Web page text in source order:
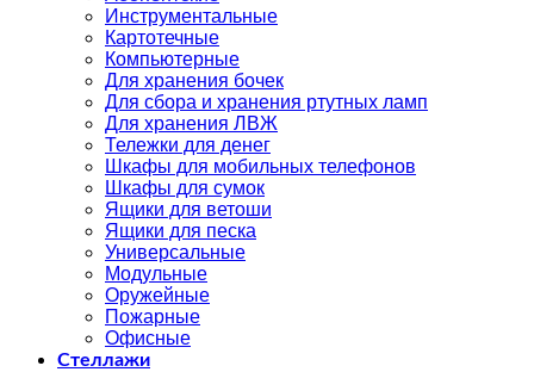
Инструментальные
Картотечные
Компьютерные
Для хранения бочек
Для сбора и хранения ртутных ламп
Для хранения ЛВЖ
Тележки для денег
Шкафы для мобильных телефонов
Шкафы для сумок
Ящики для ветоши
Ящики для песка
Универсальные
Модульные
Оружейные
Пожарные
Офисные
Стеллажи